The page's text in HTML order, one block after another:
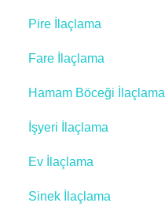
Pire İlaçlama
Fare İlaçlama
Hamam Böceği İlaçlama
İşyeri İlaçlama
Ev İlaçlama
Sinek İlaçlama